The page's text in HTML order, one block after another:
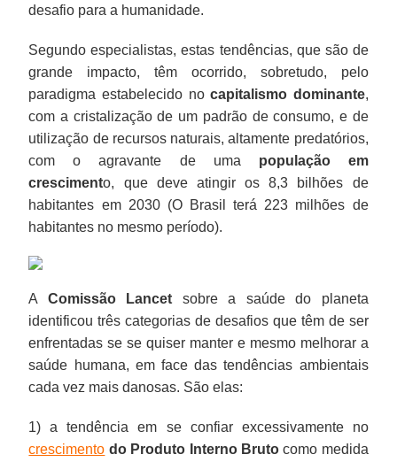
desafio para a humanidade.
Segundo especialistas, estas tendências, que são de
grande impacto, têm ocorrido, sobretudo, pelo
paradigma estabelecido nocapitalismo dominante,
com a cristalização de um padrão de consumo, e de
utilização de recursos naturais, altamente predatórios,
com o agravante de uma população em
crescimento, que deve atingir os 8,3 bilhões de
habitantes em 2030 (O Brasil terá 223 milhões de
habitantes no mesmo período).
A Comissão Lancet sobre a saúde do planeta
identificou três categorias de desafios que têm de ser
enfrentadas se se quiser manter e mesmo melhorar a
saúde humana, em face das tendências ambientais
cada vez mais danosas. São elas:
1) a tendência em se confiar excessivamente no
crescimento do Produto Interno Brutocomo medida